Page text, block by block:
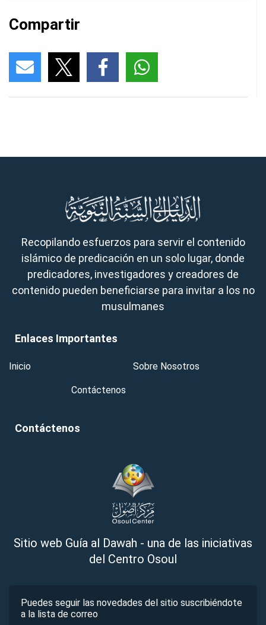
Compartir
Recopilando esfuerzos para servir el contenido
islámico de predicación en un solo lugar, donde
predicadores, investigadores y creadores de
contenido pueden beneficiarse para invitar a los no
musulmanes
Enlaces Importantes
Inicio Sobre Nosotros
Contáctenos
Contáctenos
Sitio web Guía al Dawah - una de las iniciativas
del Centro Osoul
Puedes seguir las novedades del sitio suscribiéndote
a la lista de correo